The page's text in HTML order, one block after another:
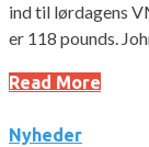
ind til lørdagens
er 118 pounds.
Read More
Nyheder